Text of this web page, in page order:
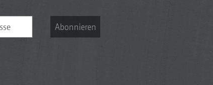
Abonnieren